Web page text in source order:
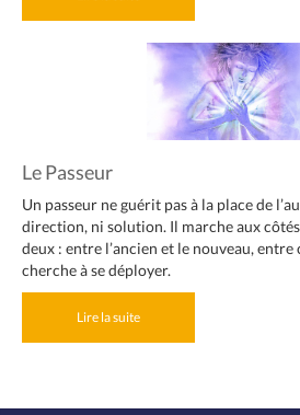
Le Passeur
Un passeur ne guérit pas à la place de
direction, ni solution. Il marche aux
deux : entre l’ancien et le nouveau,
cherche à se déployer.
Lire la suite